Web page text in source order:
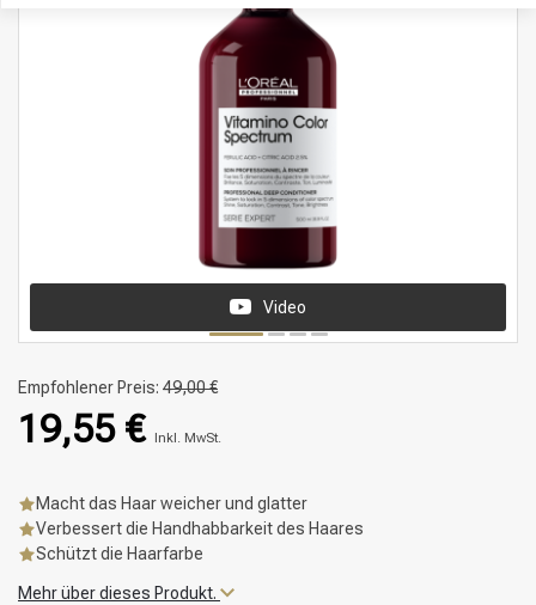
Video
Empfohlener Preis: 49,00 €
19,55 € Inkl. MwSt.
Macht das Haar weicher und glatter
Verbessert die Handhabbarkeit des Haares
Schützt die Haarfarbe
Mehr über dieses Produkt.